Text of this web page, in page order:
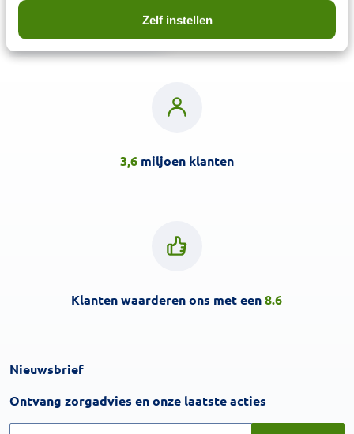
Zelf instellen
3,6miljoen klanten
Klanten waarderen ons met een8.6
Nieuwsbrief
Ontvang zorgadvies en onze laatste acties